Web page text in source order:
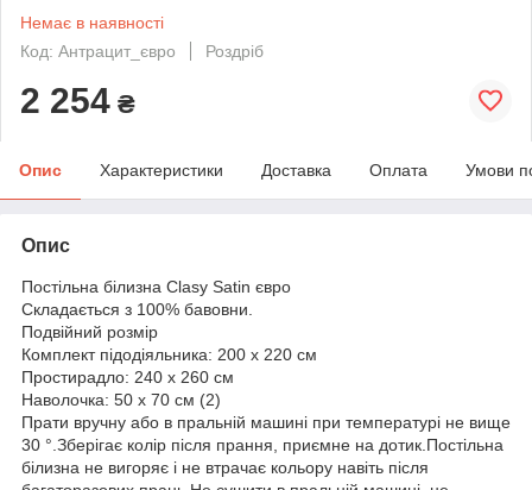
Немає в наявності
Код: Антрацит_євро
Роздріб
2 254 ₴
Опис Характеристики Доставка Оплата Умови
Опис
Постільна білизна Clasy Satin євро
Складається з 100% бавовни.
Подвійний розмір
Комплект підодіяльника: 200 x 220 см
Простирадло: 240 х 260 см
Наволочка: 50 х 70 см (2)
Прати вручну або в пральній машині при температурі не вище
30 °.Зберігає колір після прання, приємне на дотик.Постільна
білизна не вигоряє і не втрачає кольору навіть після